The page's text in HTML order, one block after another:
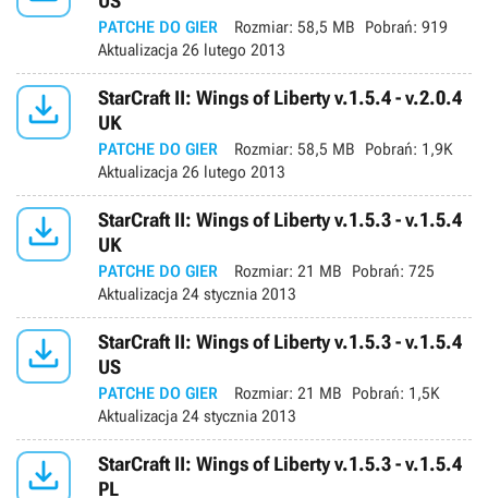
PATCHE DO GIER Rozmiar: 58,5 MB Pobrań: 919
Aktualizacja 26 lutego 2013

StarCraft II: Wings of Liberty v.1.5.4 - v.2.0.4
UK
PATCHE DO GIER Rozmiar: 58,5 MB Pobrań: 1,9K
Aktualizacja 26 lutego 2013

StarCraft II: Wings of Liberty v.1.5.3 - v.1.5.4
UK
PATCHE DO GIER Rozmiar: 21 MB Pobrań: 725
Aktualizacja 24 stycznia 2013

StarCraft II: Wings of Liberty v.1.5.3 - v.1.5.4
US
PATCHE DO GIER Rozmiar: 21 MB Pobrań: 1,5K
Aktualizacja 24 stycznia 2013

StarCraft II: Wings of Liberty v.1.5.3 - v.1.5.4
PL